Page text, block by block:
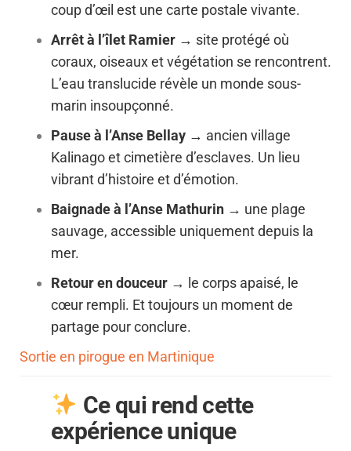
coup d’œil est une carte postale vivante.
Arrêt à l’îlet Ramier → site protégé où
coraux, oiseaux et végétation se rencontrent.
L’eau translucide révèle un monde sous-
marin insoupçonné.
Pause à l’Anse Bellay → ancien village
Kalinago et cimetière d’esclaves. Un lieu
vibrant d’histoire et d’émotion.
Baignade à l’Anse Mathurin → une plage
sauvage, accessible uniquement depuis la
mer.
Retour en douceur → le corps apaisé, le
cœur rempli. Et toujours un moment de
partage pour conclure.
Sortie en pirogue en Martinique
Ce qui rend cette
expérience unique